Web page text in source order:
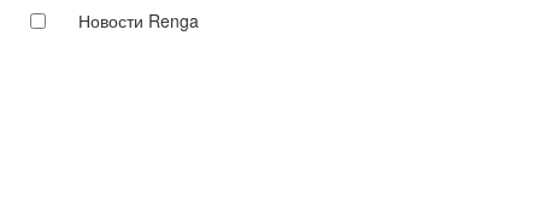
Новости Renga